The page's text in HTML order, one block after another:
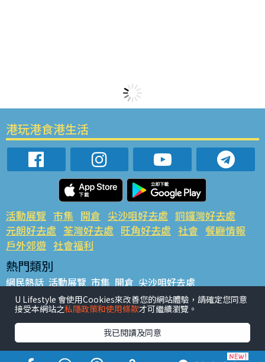
港玩港食港生活
活動展覽 市集 開倉 尖沙咀好去處 銅鑼灣好去處
元朗好去處 荃灣好去處 旺角好去處 社會 餐廳情報
戶外郊遊 社會福利
熱門類別
網民熱話 活動展覽 市集 開倉 尖沙咀好去處
銅鑼灣好去處 元朗好去處 荃灣好去處 旺角好去處 社會
餐廳情報 戶外郊遊
熱門標籤
#UGO搵好去處 #人氣活動推介 #美食社群熱話
U Lifestyle 會使用Cookies來改善您的網站體驗，請確定您同意
接受本網站之私隱政策和使用條款才可繼續瀏覽。
我已閱讀及同意